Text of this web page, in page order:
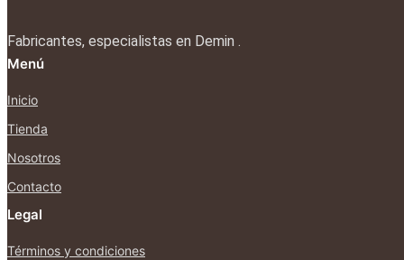
Fabricantes, especialistas en Demin .
Menú
Inicio
Tienda
Nosotros
Contacto
Legal
Términos y condiciones